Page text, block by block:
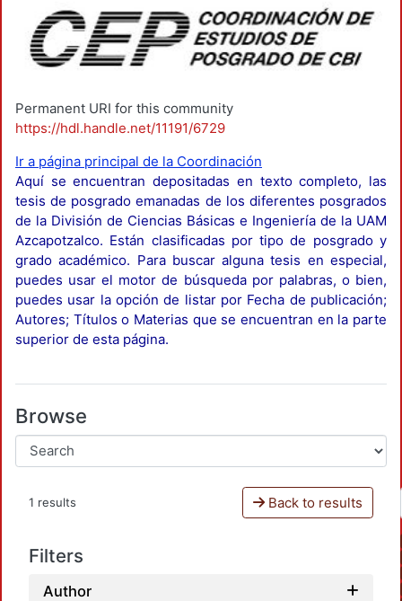
Permanent URI for this community
https://hdl.handle.net/11191/6729
Ir a página principal de la Coordinación
Aquí se encuentran depositadas en texto completo, las
tesis de posgrado emanadas de los diferentes posgrados
de la División de Ciencias Básicas e Ingeniería de la UAM
Azcapotzalco. Están clasificadas por tipo de posgrado y
grado académico. Para buscar alguna tesis en especial,
puedes usar el motor de búsqueda por palabras, o bien,
puedes usar la opción de listar por Fecha de publicación;
Autores; Títulos o Materias que se encuentran en la parte
superior de esta página.
Browse
1 results Back to results
Filters
Author